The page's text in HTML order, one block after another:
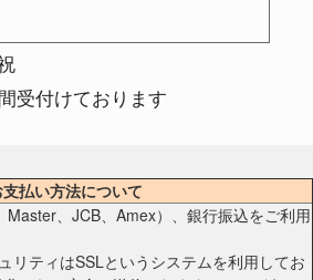
受付けております
支払い方法について
Master、JCB、Amex）、銀行振込をご利用
リティはSSLというシステムを利用してお